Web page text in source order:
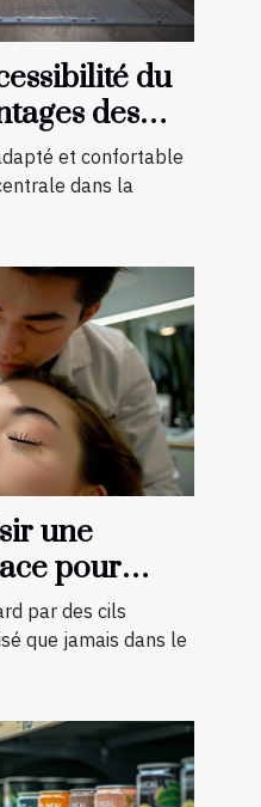
du
des
préventifs
et confortable
dans la
une
pour
de cils
par des cils
que jamais dans le